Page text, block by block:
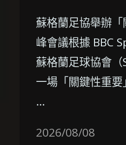
蘇格蘭足協舉辦
峰會議根據 BBC
蘇格蘭足球協會（
一場「關鍵性重要
…
2026/08/08